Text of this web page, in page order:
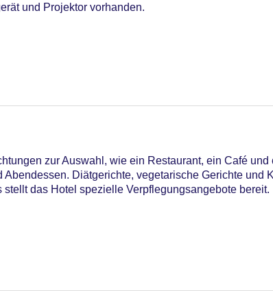
und Projektor vorhanden.
Mastercard, Visa
zur Auswahl, wie ein Restaurant, ein Café und
Diätgerichte, vegetarische Gerichte und
das Hotel spezielle Verpflegungsangebote bereit.